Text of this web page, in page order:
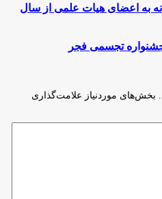
به اعضای هیات علمی از سال
تجسمی فجر
بخش‌های موردنیاز علامت‌گذاری